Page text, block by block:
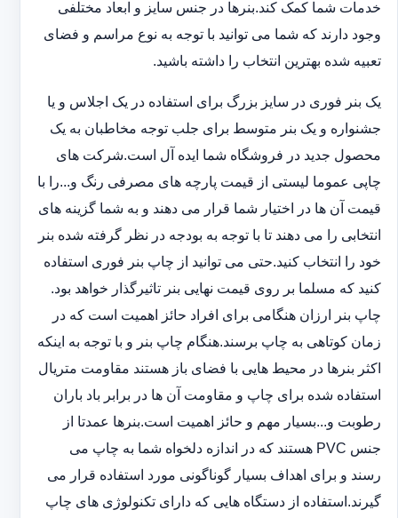
خدمات شما کمک کند.بنرها در جنس سایز و ابعاد مختلفی
وجود دارند که شما می توانید با توجه به نوع مراسم و فضای
تعبیه شده بهترین انتخاب را داشته باشید.
یک بنر فوری در سایز بزرگ برای استفاده در یک اجلاس و یا
جشنواره و یک بنر متوسط برای جلب توجه مخاطبان به یک
محصول جدید در فروشگاه شما ایده آل است.شرکت های
چاپی عموما لیستی از قیمت پارچه های مصرفی رنگ و...را با
قیمت آن ها در اختیار شما قرار می دهند و به شما گزینه های
انتخابی را می دهند تا با توجه به بودجه در نظر گرفته شده بنر
خود را انتخاب کنید.حتی می توانید از چاپ بنر فوری استفاده
کنید که مسلما بر روی قیمت نهایی بنر تاثیرگذار خواهد بود.
چاپ بنر ارزان هنگامی برای افراد حائز اهمیت است که در
زمان کوتاهی به چاپ برسند.هنگام چاپ بنر و با توجه به اینکه
اکثر بنرها در محیط هایی با فضای باز هستند مقاومت متریال
استفاده شده برای چاپ و مقاومت آن ها در برابر باد باران
رطوبت و...بسیار مهم و حائز اهمیت است.بنرها عمدتا از
جنس PVC هستند که در اندازه دلخواه شما به چاپ می
رسند و برای اهداف بسیار گوناگونی مورد استفاده قرار می
گیرند.استفاده از دستگاه هایی که دارای تکنولوژی های چاپ